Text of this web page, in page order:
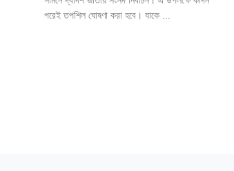
পরেই তপশিল ঘোষণা করা হবে। যাকে ...